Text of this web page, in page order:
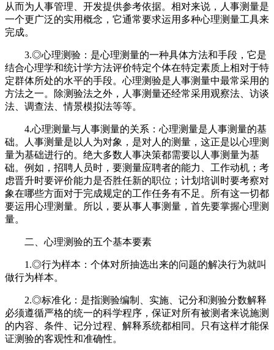
从而为人事管理、开发提供参考依据。相对来说，人事测量是
一个更广泛的实用概念，它通常要求运用多种心理测量工具来
完成。
3.◎心理测验：是心理测量的一种具体方法和手段，它是
结合心理学和统计学方法评价特定个体在特定素质上相对于特
定群体所处的水平的手段。心理测验是人事测量中最常采用的
方法之一。除测验法之外，人事测量还经常采用观察法、访谈
法、调查法、情景模拟法等等。
4.心理测量与人事测量的关系：心理测量是人事测量的基
础。人事测量是以人为对象，是对人的测量，这正是以心理测
量为基础进行的。绝大多数人事决策都需要以人事测量为基
础。例如，招聘人员时，要测量应聘者的能力、工作动机；考
虑晋升时要评价能力是否胜任新的职位；计划培训时要考察对
象在哪些方面对于完成规定的工作任务有不足。所有这一切都
要运用心理测量。所以，要从事人事测量，首先要掌握心理测
量。
二、心理测验的五个基本要素
1.◎行为样本：个体对所抽选出来的问题的解决行为就叫
做行为样本。
2.◎标准化：是指测验编制、实施、记分和测验分数解释
必须遵循严格的统一的科学程序，保证对所有被测者来说施测
的内容、条件、记分过程、解释系统都相同。只有这样才能保
证测验的客观性和准确性。